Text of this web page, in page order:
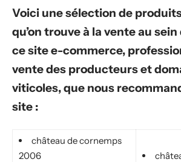
Voici une sélection de
qu’on trouve à la vente au
ce site e-commerce,
vente des producteurs et
viticoles, que nous
site :
château de cornemps
2006